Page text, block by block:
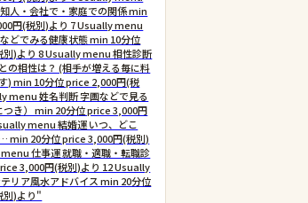
人・会社で・家庭での関係 min
円(税別)より 7 Usually menu
どでみる健康状態 min 10分位
)より 8 Usually menu 相性診断
の相性は？ (相手が増える毎に料
) min 10分位 price 2,000円(税
menu 姓名判断 字画などで見る
つき） min 20分位 price 3,000円
menu 結婚運 いつ、どこ
min 20分位 price 3,000円(税別)
仕事運 就職・適職・転職診
3,000円(税別)より 12 Usually
リア風水アドバイス min 20分位
別)より"